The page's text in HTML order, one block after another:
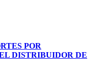
POR
DISTRIBUIDOR DE